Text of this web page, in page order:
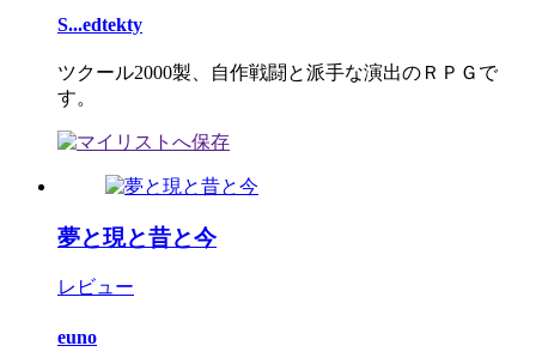
S...edtekty
ツクール2000製、自作戦闘と派手な演出のＲＰＧで
す。
夢と現と昔と今
レビュー
euno